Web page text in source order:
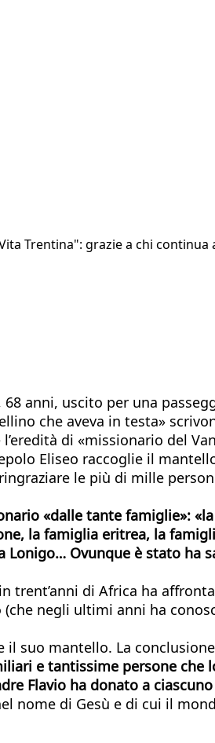
Trentina": grazie a chi
anni, uscito per una
che aveva in testa»
di «missionario del
Eliseo raccoglie il
le più di mille
«dalle tante famiglie»:
la famiglia eritrea, la
Ovunque è stato ha
di Africa ha
negli ultimi anni ha
suo mantello. La
e tantissime persone
Flavio ha donato a
nome di Gesù e di cui il